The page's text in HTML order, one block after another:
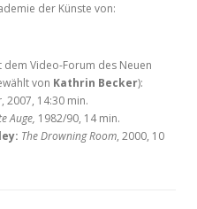
der Künste von:
Video-Forum des Neuen
von Kathrin Becker):
, 2007, 14:30 min.
Auge, 1982/90, 14 min.
The Drowning Room, 2000, 10